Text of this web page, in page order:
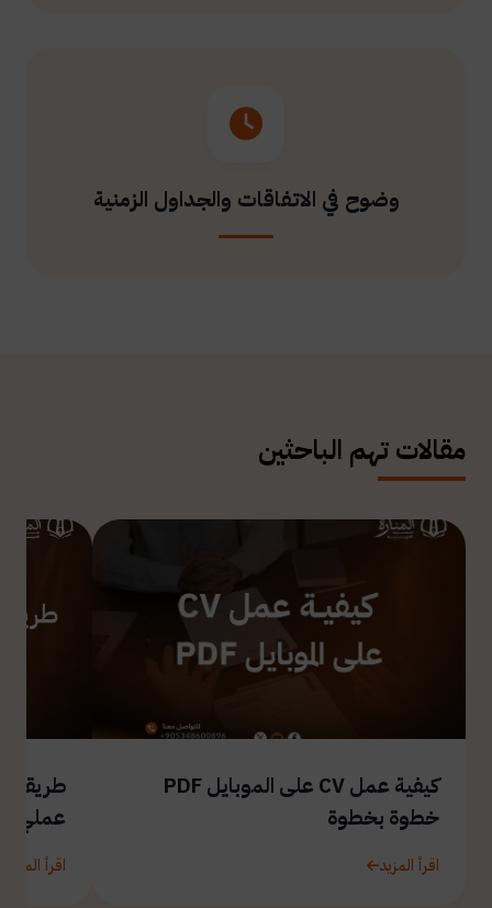
وضوح في الاتفاقات والجداول الزمنية
مقالات تهم الباحثين
كيفية عمل CV على الموبايل PDF
خطوة بخطوة
اقرأ المزيد
طريقة
عملي
اقرأ المزيد